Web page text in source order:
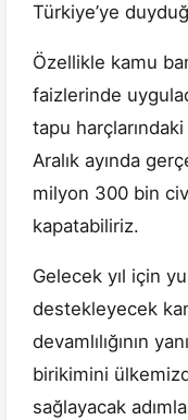
Türkiye’ye
Özellikle kamu
faizlerinde
tapu
Aralık ayında
milyon 300 bin
kapatabiliriz.
Gelecek yıl için
destekleyecek
devamlılığının
birikimini
sağlayacak